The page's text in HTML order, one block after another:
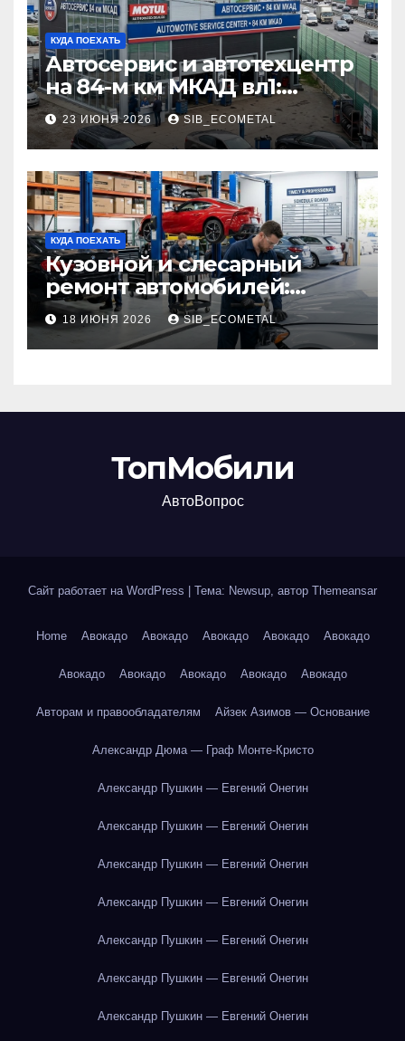
КУДА ПОЕХАТЬ
Автосервис и автотехцентр
на 84-м км МКАД вл1:
описание услуг и режим
работы
23 ИЮНЯ 2026 SIB_ECOMETAL
КУДА ПОЕХАТЬ
Кузовной и слесарный
ремонт автомобилей:
наличие оригинальных
запчастей производителя
и сроки выполнения работ
18 ИЮНЯ 2026 SIB_ECOMETAL
ТопМобили
АвтоВопрос
Сайт работает на WordPress Тема: Newsup, автор Themeansar
Home Авокадо Авокадо Авокадо Авокадо Авокадо
Авокадо Авокадо Авокадо Авокадо Авокадо
Авторам и правообладателям Айзек Азимов — Основание
Александр Дюма — Граф Монте-Кристо
Александр Пушкин — Евгений Онегин
Александр Пушкин — Евгений Онегин
Александр Пушкин — Евгений Онегин
Александр Пушкин — Евгений Онегин
Александр Пушкин — Евгений Онегин
Александр Пушкин — Евгений Онегин
Александр Пушкин — Евгений Онегин